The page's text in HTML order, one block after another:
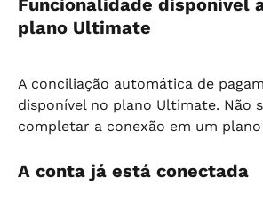
plano Ultimate
A conciliação automática de
disponível no plano Ultimate. Não
completar a conexão em um
A conta já está conectada